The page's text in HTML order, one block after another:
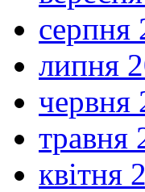
серпня
липня
червня
травня
квітня